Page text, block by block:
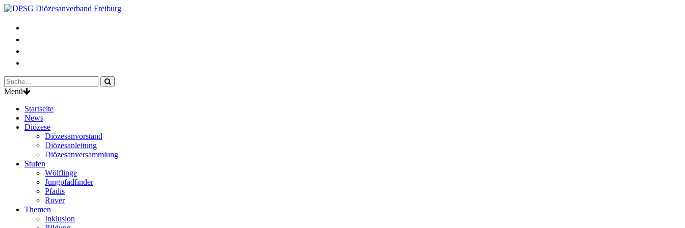
Menü
Startseite
News
Diözese
Diözesanvorstand
Diözesanleitung
Diözesanversammlung
Stufen
Wölflinge
Jungpfadfinder
Pfadis
Rover
Themen
Inklusion